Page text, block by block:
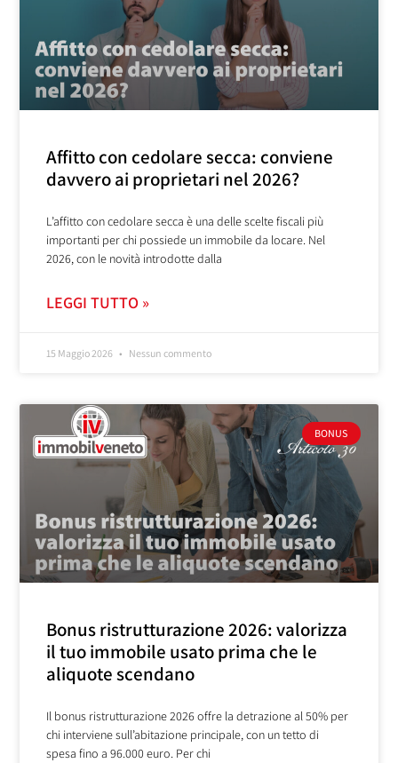
Affitto con cedolare secca: conviene
davvero ai proprietari nel 2026?
L’affitto con cedolare secca è una delle scelte fiscali più
importanti per chi possiede un immobile da locare. Nel
2026, con le novità introdotte dalla
LEGGI TUTTO »
15 Maggio 2026 Nessun commento
BONUS
Bonus ristrutturazione 2026: valorizza
il tuo immobile usato prima che le
aliquote scendano
Il bonus ristrutturazione 2026 offre la detrazione al 50% per
chi interviene sull’abitazione principale, con un tetto di
spesa fino a 96.000 euro. Per chi